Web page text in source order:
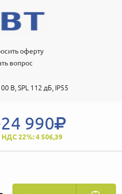
оферту
вопрос
В, SPL 112 дБ, IP55
24 990
22%: 4 506,39